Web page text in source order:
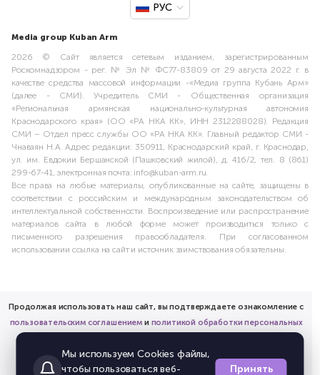
РУС
Media group Kuban Arm
2026 © Сайт является сетевым изданием, зарегистрированным
Роскомнадзором - рег. № Эл № ФС77-83809 от 29 августа 2022 г. в
качестве средства массовой информации -«Медиа группа Кубань Арм»
(далее - СМИ). Учредитель СМИ - Общественная организация
«Региональная армянская национально-культурная автономия
Краснодарского края» (ОО «РА НКА КК», ИНН 2312288028). Редакция
СМИ – Отдел пресс службы ОО «РА НКА КК». Главный редактор СМИ -
Чнаваян Н.А. Адрес редакции: 350911, Краснодарский край, г. Краснодар,
ул. им. Евдокии Бершанской (Пашковский жилой), д. 416/2, тел. 8 (861)
299-67-41, электронная почта: info@kuban-arm.ru.
Все права на любые материалы, опубликованные на сайте, защищены в
соответствии с российским и международным законодательством об
интеллектуальной собственности. Воспроизведение или распространение
материалов сайта в любой форме может производиться только с
письменного разрешения правообладателя. При согласованном
использовании ссылка на сайт и источник заимствования обязательны.
Продолжая использовать наш сайт, вы подтверждаете ознакомление с
пользовательским соглашением и политикой обработки персональных
и предоставляете согласие на обработку соответствующих
персональных данных.
Мы используем Cookies файлы,
чтобы пользоваться веб-
Принять